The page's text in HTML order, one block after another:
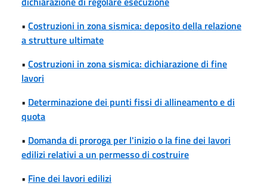
• Costruzioni in zona sismica: deposito della relazione
a strutture ultimate
• Costruzioni in zona sismica: dichiarazione di fine
lavori
• Determinazione dei punti fissi di allineamento e di
quota
• Domanda di proroga per l'inizio o la fine dei lavori
edilizi relativi a un permesso di costruire
• Fine dei lavori edilizi